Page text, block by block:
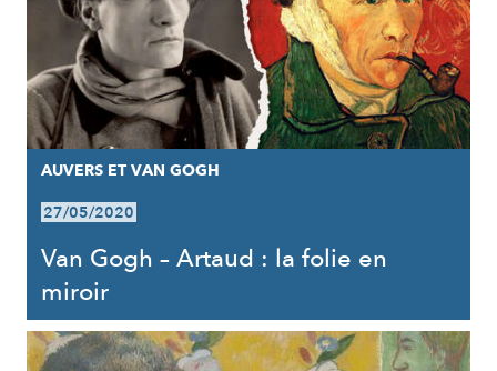
AUVERS ET VAN GOGH
27/05/2020
Van Gogh – Artaud : la folie en
miroir